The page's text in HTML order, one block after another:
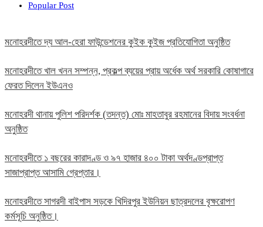
Popular Post
মনোহরদীতে দ্য আল-হেরা ফাউন্ডেশনের কুইক কুইজ প্রতিযোগিতা অনুষ্ঠিত
মনোহরদীতে খাল খনন সম্পন্ন, প্রকল্প ব্যয়ের প্রায় অর্ধেক অর্থ সরকারি কোষাগারে
ফেরত দিলেন ইউএনও
মনোহরদী থানায় পুলিশ পরিদর্শক (তদন্ত) মোঃ মাহতাবুর রহমানের বিদায় সংবর্ধনা
অনুষ্ঠিত
মনোহরদীতে ১ বছরের কারাদণ্ড ও ৯৭ হাজার ৪০০ টাকা অর্থদণ্ডপ্রাপ্ত
সাজাপ্রাপ্ত আসামি গ্রেপ্তার।
মনোহরদীতে সাগরদী বাইপাস সড়কে খিদিরপুর ইউনিয়ন ছাত্রদলের বৃক্ষরোপণ
কর্মসূচি অনুষ্ঠিত।